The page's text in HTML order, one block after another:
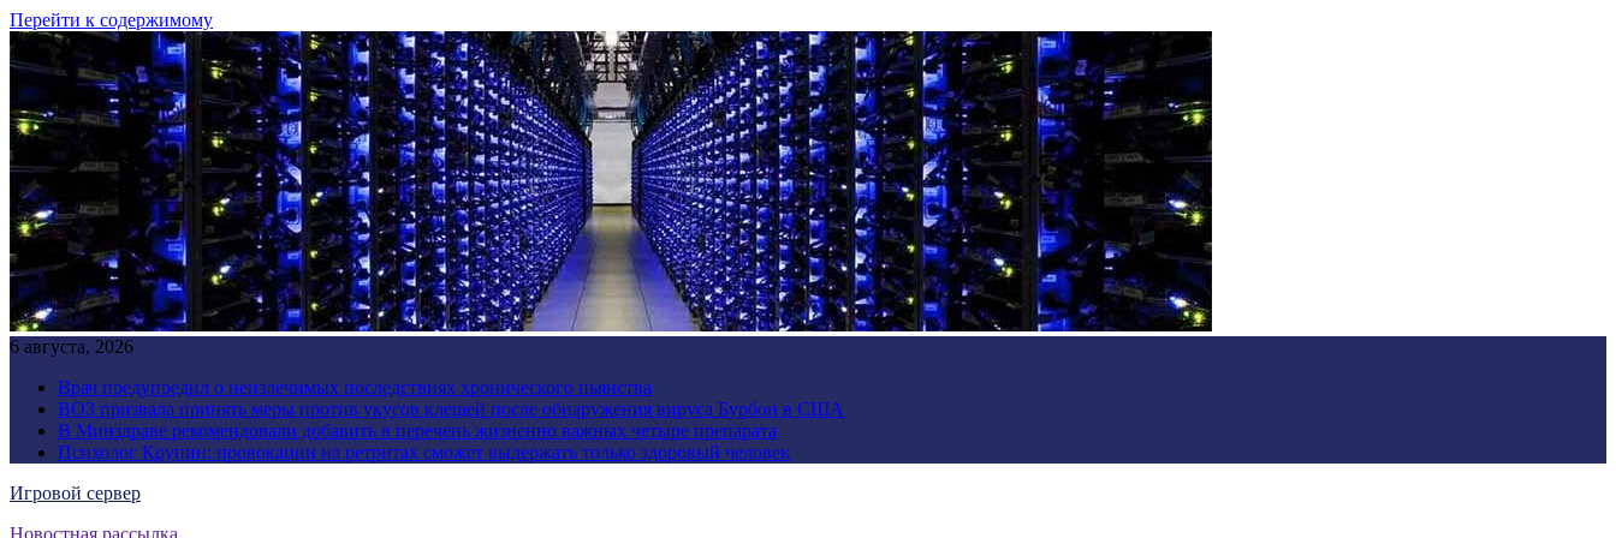
Перейти к содержимому
6 августа, 2026
Врач предупредил о неизлечимых последствиях хронического пьянства
ВОЗ призвала принять меры против укусов клещей после обнаружения вируса Бурбон в США
В Минздраве рекомендовали добавить в перечень жизненно важных четыре препарата
Психолог Крупин: провокации на ретритах сможет выдержать только здоровый человек
Игровой сервер
Новостная рассылка